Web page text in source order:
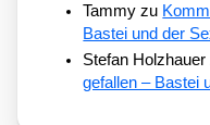
Tammy zu
Bastei und der
Stefan Holzhauer
gefallen – Bastei